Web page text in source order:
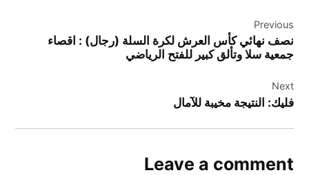
المقالات
Previous
نصف نهائي كأس العرش لكرة السلة (رجال) : اقصاء
جمعية سلا وتألق كبير للفتح الرياضي
Next
فليك: النتيجة مخيبة للآمال
Leave a comment